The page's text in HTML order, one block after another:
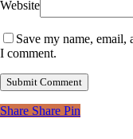
Website
Save my name,
I comment.
Share Share Pin